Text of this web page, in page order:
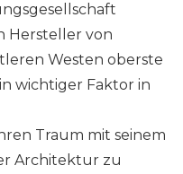
Hersteller von
Westen oberste
wichtiger Faktor in
Traum mit seinem
Architektur zu